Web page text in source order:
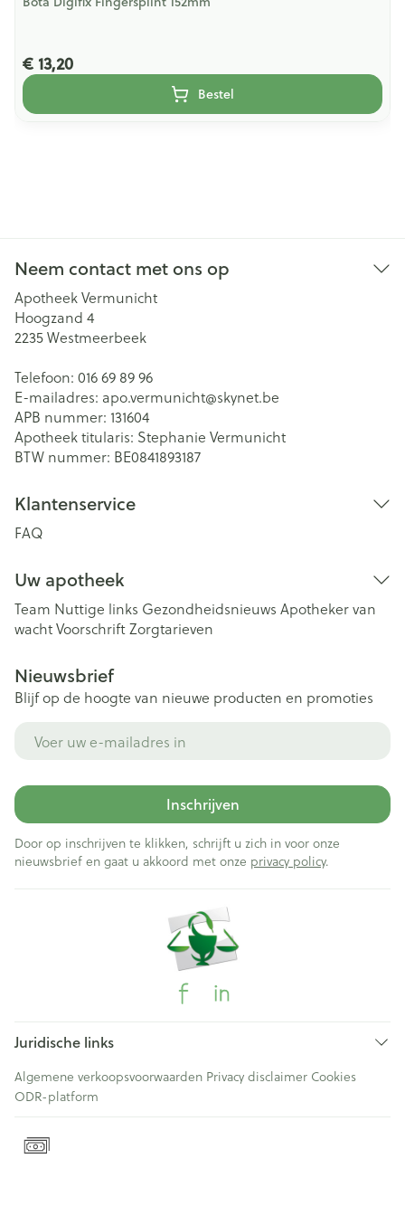
€ 13,20
Bestel
Neem contact met ons op
Apotheek Vermunicht
Hoogzand 4
2235Westmeerbeek
Telefoon: 016 69 89 96
E-mailadres: apo.vermunicht@skynet.be
APB nummer: 131604
Apotheek titularis: Stephanie Vermunicht
BTW nummer: BE0841893187
Klantenservice
FAQ
Uw apotheek
Team Nuttige links Gezondheidsnieuws Apotheker van
wachtVoorschriftZorgtarieven
Nieuwsbrief
Blijf op de hoogte van nieuwe producten en promoties
Inschrijven
Door op inschrijven te klikken, schrijft u zich in voor onze
nieuwsbrief en gaat u akkoord met onze privacy policy.
Juridische links
Algemene verkoopsvoorwaarden Privacy disclaimer Cookies
ODR-platform